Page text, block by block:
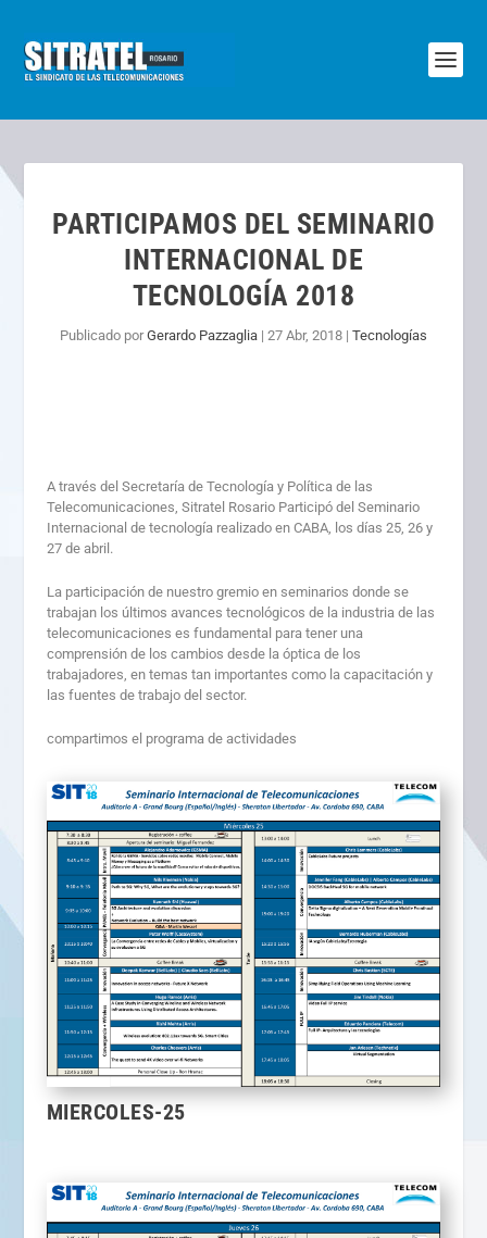
PARTICIPAMOS DEL SEMINARIO
INTERNACIONAL DE
TECNOLOGÍA 2018
Publicado porGerardo Pazzaglia | 27 Abr, 2018 | Tecnologías
A través del Secretaría de Tecnología y Política de las
Telecomunicaciones, Sitratel Rosario Participó del Seminario
Internacional de tecnología realizado en CABA, los días 25, 26 y
27 de abril.
La participación de nuestro gremio en seminarios donde se
trabajan los últimos avances tecnológicos de la industria de las
telecomunicaciones es fundamental para tener una
comprensión de los cambios desde la óptica de los
trabajadores, en temas tan importantes como la capacitación y
las fuentes de trabajo del sector.
compartimos el programa de actividades
MIERCOLES-25